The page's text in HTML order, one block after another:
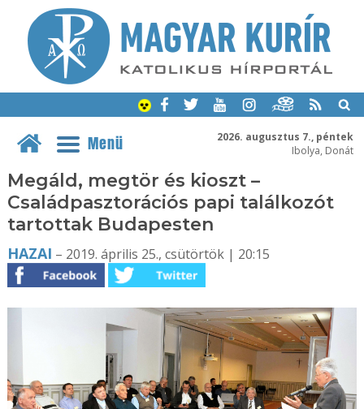
2026. augusztus 7., péntek
Ibolya, Donát
Menü
Megáld, megtör és kioszt –
Családpasztorációs papi találkozót
tartottak Budapesten
HAZAI – 2019. április 25., csütörtök | 20:15